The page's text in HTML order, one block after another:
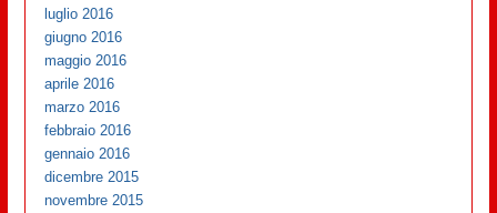
luglio 2016
giugno 2016
maggio 2016
aprile 2016
marzo 2016
febbraio 2016
gennaio 2016
dicembre 2015
novembre 2015